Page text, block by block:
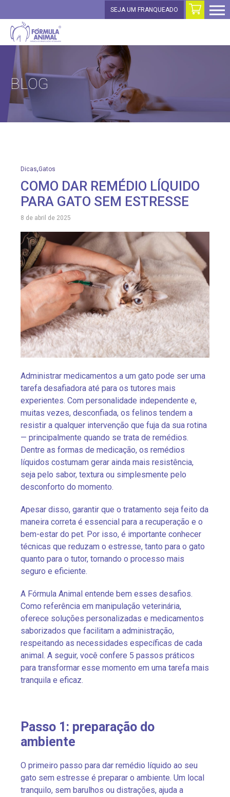
SEJA UM FRANQUEADO
BLOG
Dicas,Gatos
COMO DAR REMÉDIO LÍQUIDO
PARA GATO SEM ESTRESSE
8 de abril de 2025
Administrar medicamentos a um gato pode ser uma
tarefa desafiadora até para os tutores mais
experientes. Com personalidade independente e,
muitas vezes, desconfiada, os felinos tendem a
resistir a qualquer intervenção que fuja da sua rotina
— principalmente quando se trata de remédios.
Dentre as formas de medicação, os remédios
líquidos costumam gerar ainda mais resistência,
seja pelo sabor, textura ou simplesmente pelo
desconforto do momento.
Apesar disso, garantir que o tratamento seja feito da
maneira correta é essencial para a recuperação e o
bem-estar do pet. Por isso, é importante conhecer
técnicas que reduzam o estresse, tanto para o gato
quanto para o tutor, tornando o processo mais
seguro e eficiente.
A Fórmula Animal entende bem esses desafios.
Como referência em manipulação veterinária,
oferece soluções personalizadas e medicamentos
saborizados que facilitam a administração,
respeitando as necessidades específicas de cada
animal. A seguir, você confere 5 passos práticos
para transformar esse momento em uma tarefa mais
tranquila e eficaz.
Passo 1: preparação do
ambiente
O primeiro passo para dar remédio líquido ao seu
gato sem estresse é preparar o ambiente. Um local
tranquilo, sem barulhos ou distrações, ajuda a